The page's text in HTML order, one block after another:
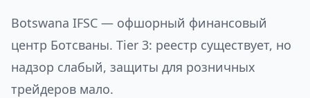
Botswana IFSC — офшорный финансовый
центр Ботсваны. Tier 3: реестр существует, но
надзор слабый, защиты для розничных
трейдеров мало.